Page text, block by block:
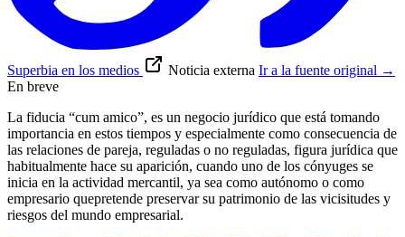
Superbia en los medios Noticia externa Ir a la fuente original →
En breve
La fiducia “cum amico”, es un negocio jurídico que está tomando
importancia en estos tiempos y especialmente como consecuencia de
las relaciones de pareja, reguladas o no reguladas, figura jurídica que
habitualmente hace su aparición, cuando uno de los cónyuges se
inicia en la actividad mercantil, ya sea como autónomo o como
empresario quepretende preservar su patrimonio de las vicisitudes y
riesgos del mundo empresarial.